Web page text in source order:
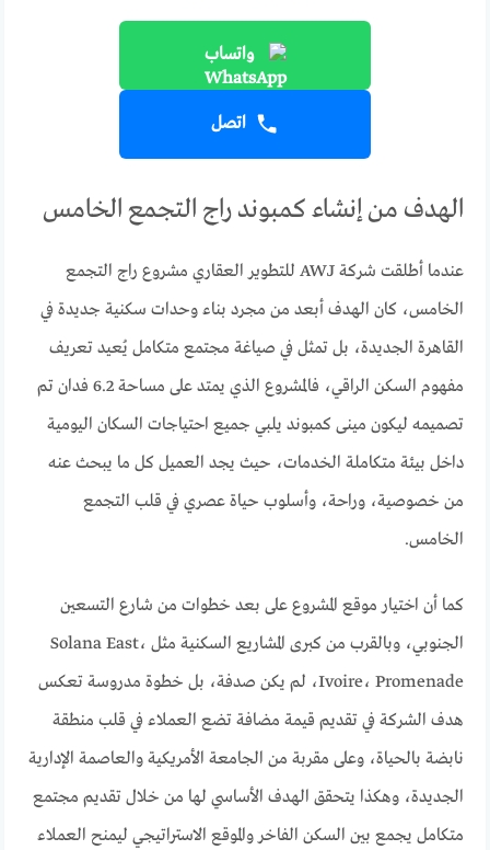
واتساب
اتصل
الهدف من إنشاء كمبوند راج التجمع الخامس
عندما أطلقت شركة AWJ للتطوير العقاري مشروع راج التجمع
الخامس، كان الهدف أبعد من مجرد بناء وحدات سكنية جديدة في
القاهرة الجديدة، بل تمثل في صياغة مجتمع متكامل يُعيد تعريف
مفهوم السكن الراقي، فالمشروع الذي يمتد على مساحة 6.2 فدان تم
تصميمه ليكون مينى كمبوند يلبي جميع احتياجات السكان اليومية
داخل بيئة متكاملة الخدمات، حيث يجد العميل كل ما يبحث عنه
من خصوصية، وراحة، وأسلوب حياة عصري في قلب التجمع
الخامس.
كما أن اختيار موقع المشروع على بعد خطوات من شارع التسعين
الجنوبي، وبالقرب من كبرى المشاريع السكنية مثل Solana East،
Ivoire، Promenade، لم يكن صدفة، بل خطوة مدروسة تعكس
هدف الشركة في تقديم قيمة مضافة تضع العملاء في قلب منطقة
نابضة بالحياة، وعلى مقربة من الجامعة الأمريكية والعاصمة الإدارية
الجديدة، وهكذا يتحقق الهدف الأساسي لها من خلال تقديم مجتمع
متكامل يجمع بين السكن الفاخر والموقع الاستراتيجي ليمنح العملاء